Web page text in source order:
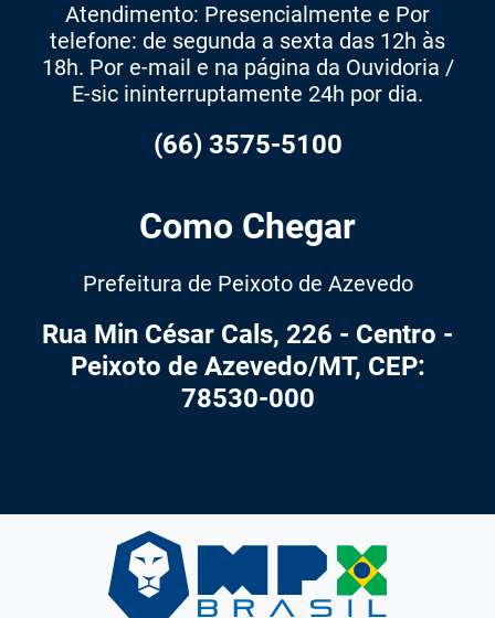
Atendimento: Presencialmente e Por
telefone: de segunda a sexta das 12h às
18h. Por e-mail e na página da Ouvidoria /
E-sic ininterruptamente 24h por dia.
(66) 3575-5100
Como Chegar
Prefeitura de Peixoto de Azevedo
Rua Min César Cals, 226 - Centro -
Peixoto de Azevedo/MT, CEP:
78530-000